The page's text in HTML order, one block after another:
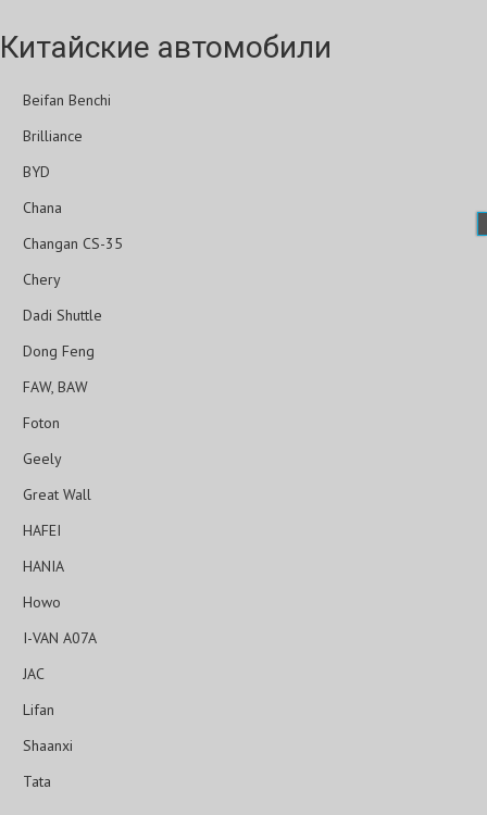
Китайские автомобили
Beifan Benchi
Brilliance
BYD
Chana
Changan CS-35
Chery
Dadi Shuttle
Dong Feng
FAW, BAW
Foton
Geely
Great Wall
HAFEI
HANIA
Howo
I-VAN A07A
JAC
Lifan
Shaanxi
Tata